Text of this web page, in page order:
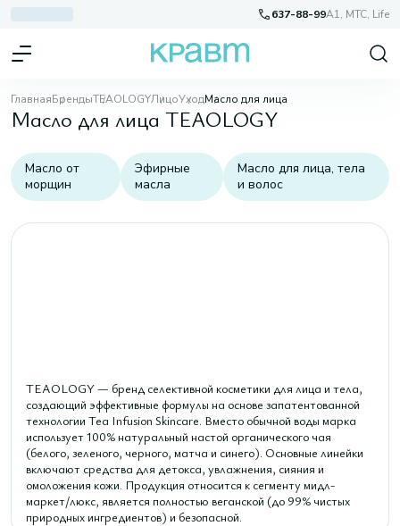
637-88-99A1, МТС, Life
ГлавнаяБрендыTEAOLOGYЛицоУходМасло для лица
Масло для лица TEAOLOGY
Масло от
морщин
Эфирные
масла
Масло для лица, тела
и волос
TEAOLOGY — бренд селективной косметики для лица и тела,
создающий эффективные формулы на основе запатентованной
технологии Tea Infusion Skincare. Вместо обычной воды марка
использует 100% натуральный настой органического чая
(белого, зеленого, черного, матча и синего). Основные линейки
включают средства для детокса, увлажнения, сияния и
омоложения кожи. Продукция относится к сегменту мидл-
маркет/люкс, является полностью веганской (до 99% чистых
природных ингредиентов) и безопасной.